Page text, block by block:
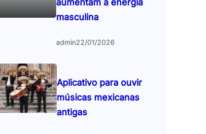
aumentam a energia
masculina
admin22/01/2026
Aplicativo para ouvir
músicas mexicanas
antigas